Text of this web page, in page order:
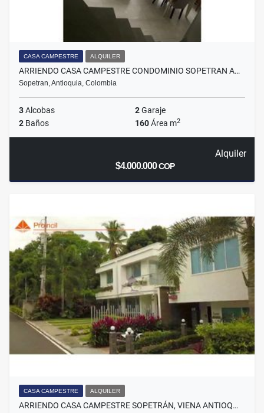
CASA CAMPESTRE ALQUILER
ARRIENDO CASA CAMPESTRE CONDOMINIO SOPETRAN A…
Sopetran, Antioquia, Colombia
3Alcobas 2Garaje
2 Baños 160Área m2
Alquiler
$4.000.000COP
CASA CAMPESTRE ALQUILER
ARRIENDO CASA CAMPESTRE SOPETRÁN, VIENA ANTIOQ…